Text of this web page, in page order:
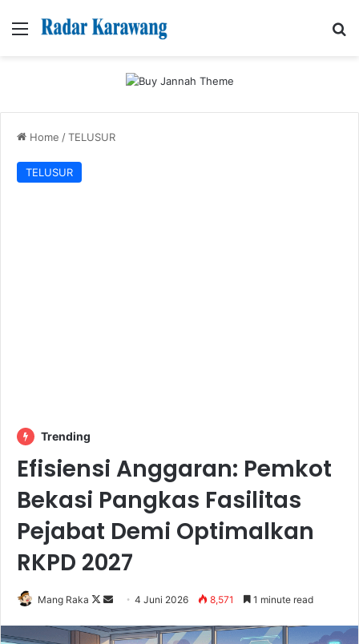
Menu
Home /TELUSUR
TELUSUR
Trending
Efisiensi Anggaran: Pemkot
Bekasi Pangkas Fasilitas
Pejabat Demi Optimalkan
RKPD 2027
Mang Raka
Follow
X
Send
email
4 Juni 2026 8,571 1 minute read